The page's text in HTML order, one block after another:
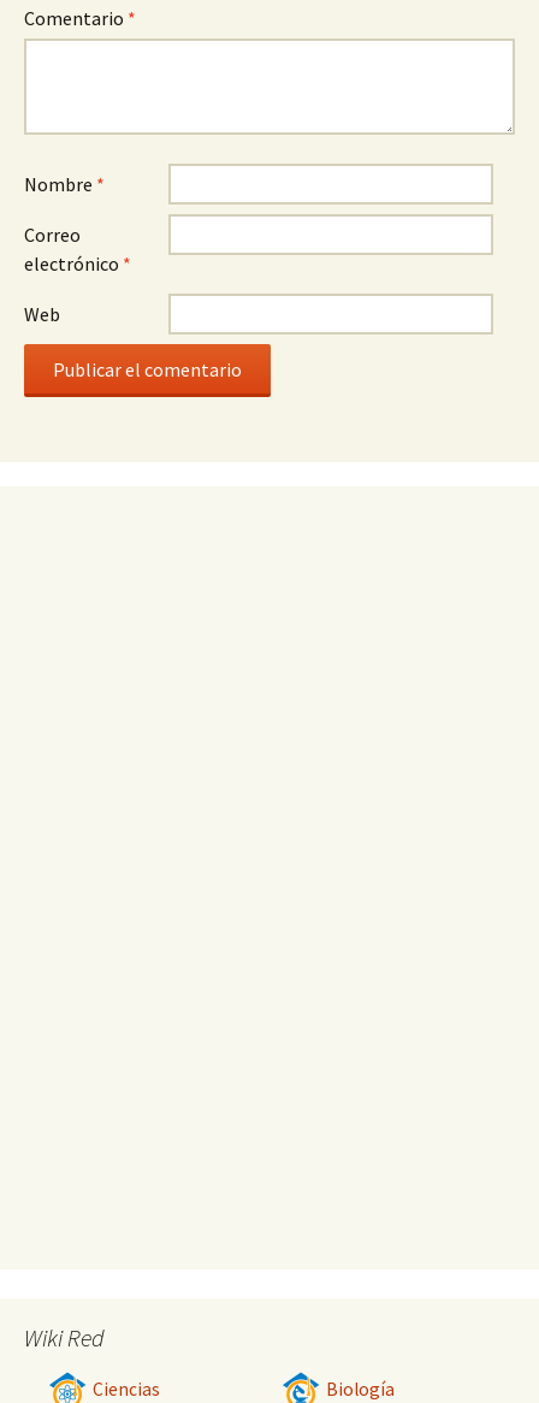
Comentario *
Nombre *
Correo
electrónico *
Web
Wiki Red
Ciencias Biología